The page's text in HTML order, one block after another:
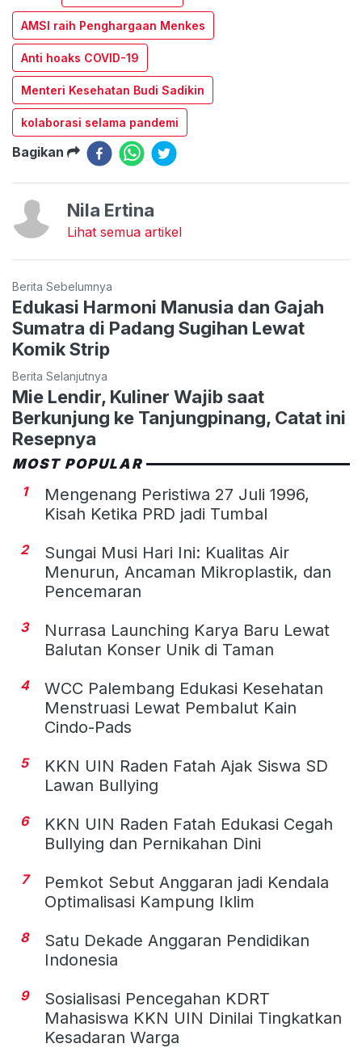
AMSI raih Penghargaan Menkes
Anti hoaks COVID-19
Menteri Kesehatan Budi Sadikin
kolaborasi selama pandemi
Bagikan
Nila Ertina
Lihat semua artikel
Berita Sebelumnya
Edukasi Harmoni Manusia dan Gajah
Sumatra di Padang Sugihan Lewat
Komik Strip
Berita Selanjutnya
Mie Lendir, Kuliner Wajib saat
Berkunjung ke Tanjungpinang, Catat ini
Resepnya
MOST POPULAR
1
Mengenang Peristiwa 27 Juli 1996,
Kisah Ketika PRD jadi Tumbal
2
Sungai Musi Hari Ini: Kualitas Air
Menurun, Ancaman Mikroplastik, dan
Pencemaran
3
Nurrasa Launching Karya Baru Lewat
Balutan Konser Unik di Taman
4
WCC Palembang Edukasi Kesehatan
Menstruasi Lewat Pembalut Kain
Cindo-Pads
5
KKN UIN Raden Fatah Ajak Siswa SD
Lawan Bullying
6
KKN UIN Raden Fatah Edukasi Cegah
Bullying dan Pernikahan Dini
7
Pemkot Sebut Anggaran jadi Kendala
Optimalisasi Kampung Iklim
8
Satu Dekade Anggaran Pendidikan
Indonesia
9
Sosialisasi Pencegahan KDRT
Mahasiswa KKN UIN Dinilai Tingkatkan
Kesadaran Warga